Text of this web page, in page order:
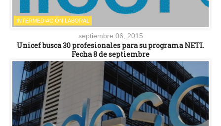
INTERMEDIACIÓN LABORAL
septiembre 06, 2015
Unicef busca 30 profesionales para su programa NETI.
Fecha 8 de septiembre